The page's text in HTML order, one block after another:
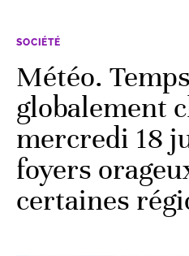
SOCIÉTÉ
Météo. Temps
globalement
mercredi 18
foyers
certaines